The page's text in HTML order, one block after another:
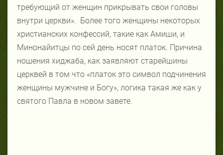
требующий от женщин прикрывать свои головы
внутри церкви». Более того женщины некоторых
христианских конфессий, такие как Амиши, и
Минонайитцы по сей день носят платок. Причина
ношения хиджаба, как заявляют старейшины
церквей в том что «платок это символ подчинения
женщины мужчине и Богу», логика такая же как у
святого Павла в новом завете.